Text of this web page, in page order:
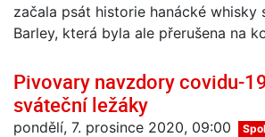
začala psát historie hanácké whisky
Barley, která byla ale přerušena na
Pivovary navzdory covidu-
sváteční ležáky
pondělí, 7. prosince 2020, 09:00